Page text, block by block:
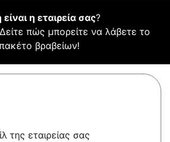
η εταιρεία σας?
Δείτε πώς μπορείτε να λάβετε το
βραβείων!
της εταιρείας σας